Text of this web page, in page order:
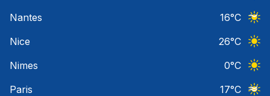
Nantes
16°C
Nice
26°C
Nimes
0°C
Paris
17°C